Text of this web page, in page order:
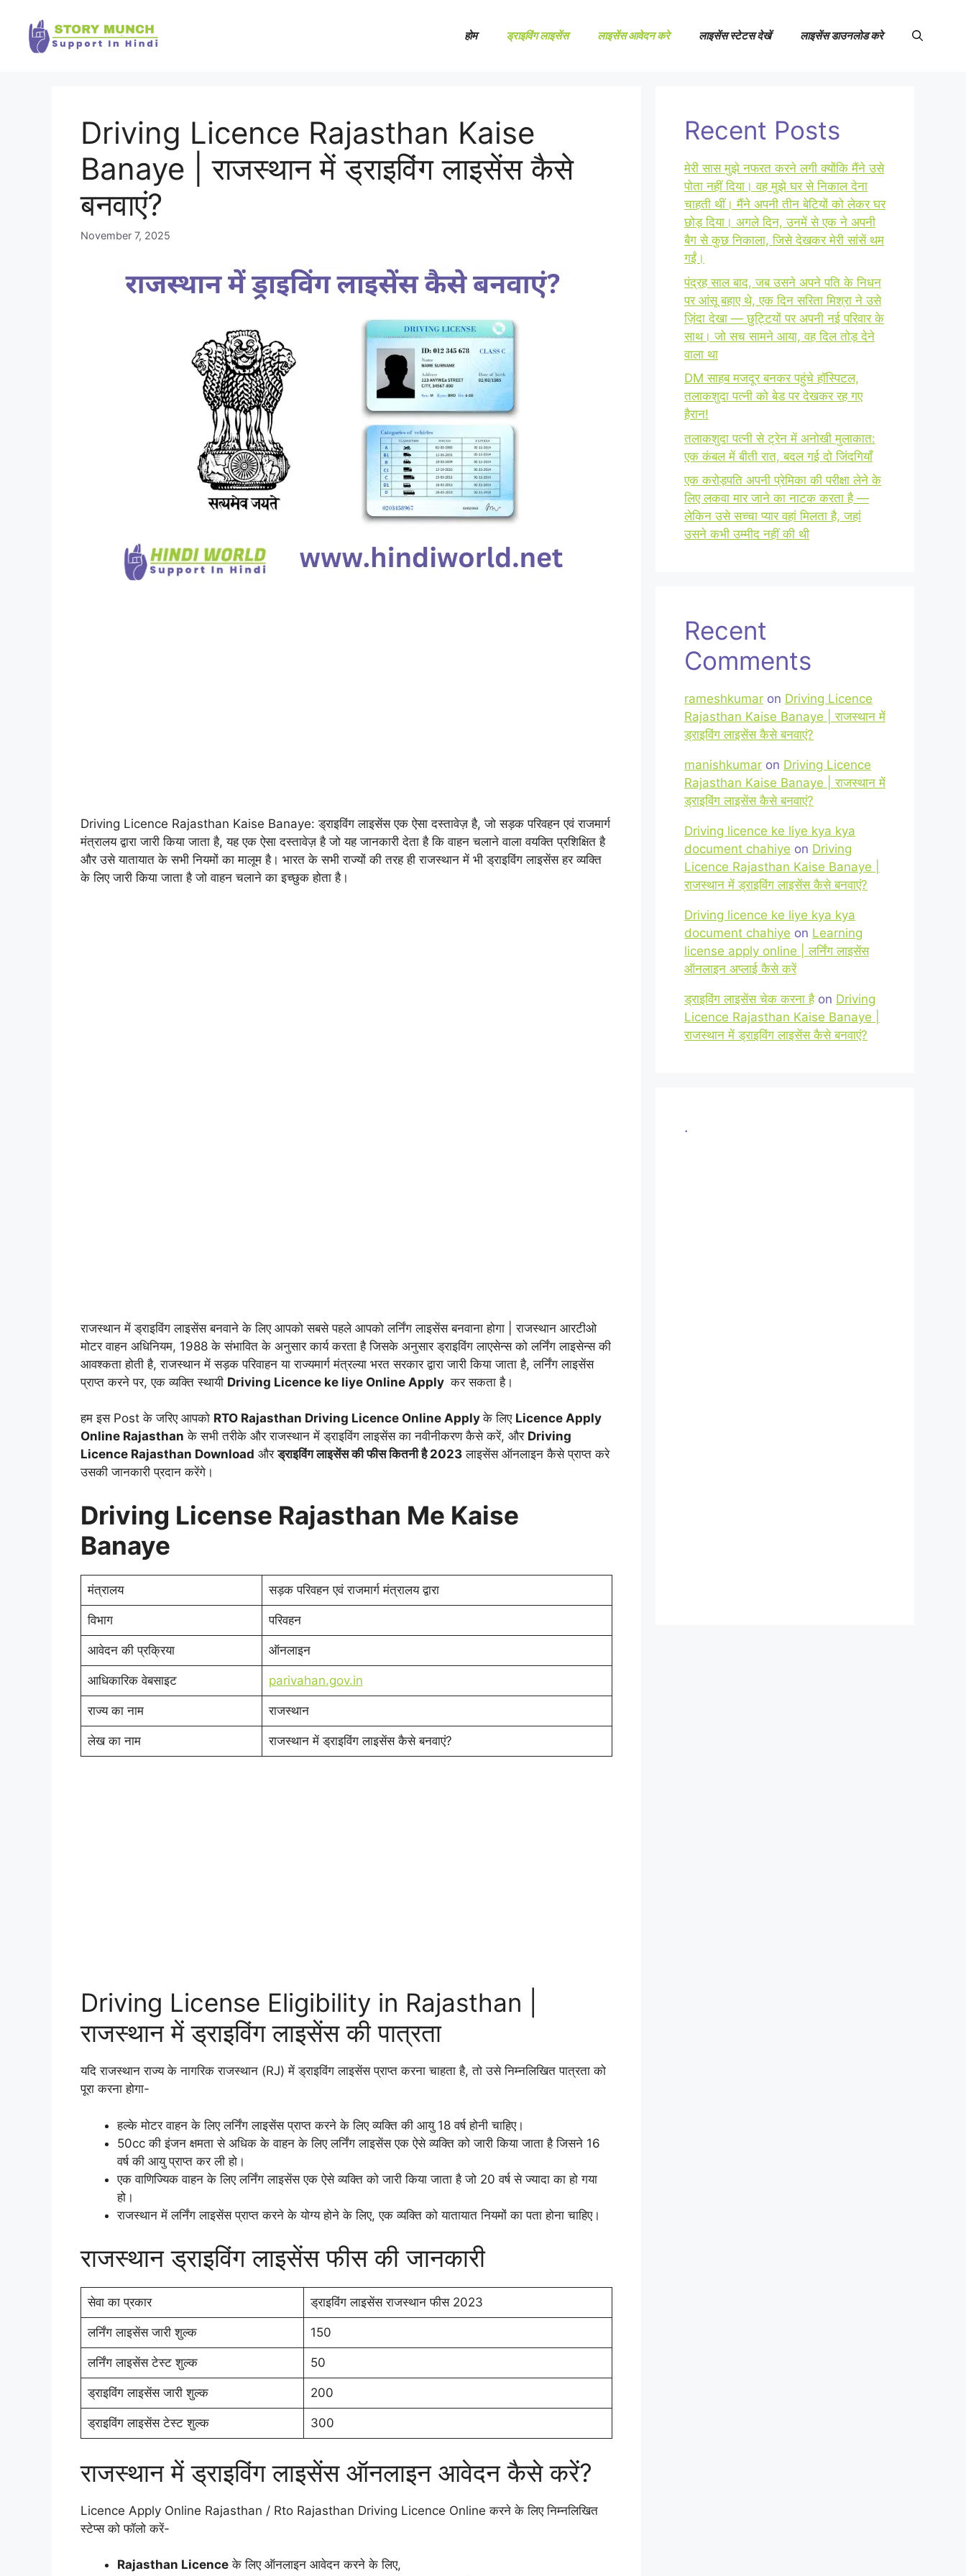
content
होम ड्राइविंग लाइसेंस लाइसेंस आवेदन करे लाइसेंस स्टेटस देखें लाइसेंस डाउनलोड करे
Driving Licence Rajasthan Kaise
Banaye | राजस्थान में ड्राइविंग लाइसेंस कैसे
बनवाएं?
November 7, 2025
Driving Licence Rajasthan Kaise Banaye: ड्राइविंग लाइसेंस एक ऐसा दस्तावेज़ है, जो सड़क परिवहन एवं राजमार्ग
मंत्रालय द्वारा जारी किया जाता है, यह एक ऐसा दस्तावेज़ है जो यह जानकारी देता है कि वाहन चलाने वाला वयक्ति प्रशिक्षित है
और उसे यातायात के सभी नियमों का मालूम है। भारत के सभी राज्यों की तरह ही राजस्थान में भी ड्राइविंग लाइसेंस हर व्यक्ति
के लिए जारी किया जाता है जो वाहन चलाने का इच्छुक होता है।
राजस्थान में ड्राइविंग लाइसेंस बनवाने के लिए आपको सबसे पहले आपको लर्निंग लाइसेंस बनवाना होगा | राजस्थान आरटीओ
मोटर वाहन अधिनियम, 1988 के संभावित के अनुसार कार्य करता है जिसके अनुसार ड्राइविंग लाएसेन्स को लर्निंग लाइसेन्स की
आवश्कता होती है, राजस्थान में सड़क परिवाहन या राज्यमार्ग मंत्रल्या भरत सरकार द्वारा जारी किया जाता है, लर्निंग लाइसेंस
प्राप्त करने पर, एक व्यक्ति स्थायी Driving Licence ke liye Online Apply कर सकता है।
हम इस Post के जरिए आपको RTO Rajasthan Driving Licence Online Applyके लिए Licence Apply
Online Rajasthan के सभी तरीके और राजस्थान में ड्राइविंग लाइसेंस का नवीनीकरण कैसे करें, और Driving
Licence Rajasthan Download औरड्राइविंग लाइसेंस की फीस कितनी है 2023 लाइसेंस ऑनलाइन कैसे प्राप्त करे
उसकी जानकारी प्रदान करेंगे।
Driving License Rajasthan Me Kaise
Banaye
मंत्रालय सड़क परिवहन एवं राजमार्ग मंत्रालय द्वारा
विभाग परिवहन
आवेदन की प्रक्रिया ऑनलाइन
आधिकारिक वेबसाइट parivahan.gov.in
राज्य का नाम राजस्थान
लेख का नाम राजस्थान में ड्राइविंग लाइसेंस कैसे बनवाएं?
Driving License Eligibility in Rajasthan |
राजस्थान में ड्राइविंग लाइसेंस की पात्रता
यदि राजस्थान राज्य के नागरिक राजस्थान (RJ) में ड्राइविंग लाइसेंस प्राप्त करना चाहता है, तो उसे निम्नलिखित पात्रता को
पूरा करना होगा-
हल्के मोटर वाहन के लिए लर्निंग लाइसेंस प्राप्त करने के लिए व्यक्ति की आयु 18 वर्ष होनी चाहिए।
50cc की इंजन क्षमता से अधिक के वाहन के लिए लर्निंग लाइसेंस एक ऐसे व्यक्ति को जारी किया जाता है जिसने 16
वर्ष की आयु प्राप्त कर ली हो।
एक वाणिज्यिक वाहन के लिए लर्निंग लाइसेंस एक ऐसे व्यक्ति को जारी किया जाता है जो 20 वर्ष से ज्यादा का हो गया
हो।
राजस्थान में लर्निंग लाइसेंस प्राप्त करने के योग्य होने के लिए, एक व्यक्ति को यातायात नियमों का पता होना चाहिए।
राजस्थान ड्राइविंग लाइसेंस फीस की जानकारी
सेवा का प्रकार ड्राइविंग लाइसेंस राजस्थान फीस 2023
लर्निंग लाइसेंस जारी शुल्क 150
लर्निंग लाइसेंस टेस्ट शुल्क 50
ड्राइविंग लाइसेंस जारी शुल्क 200
ड्राइविंग लाइसेंस टेस्ट शुल्क 300
राजस्थान में ड्राइविंग लाइसेंस ऑनलाइन आवेदन कैसे करें?
Licence Apply Online Rajasthan / Rto Rajasthan Driving Licence Online करने के लिए निम्नलिखित
स्टेप्स को फॉलो करें-
Rajasthan Licence के लिए ऑनलाइन आवेदन करने के लिए,
Recent Posts
मेरी सास मुझे नफरत करने लगी क्योंकि मैंने उसे
पोता नहीं दिया। वह मुझे घर से निकाल देना
चाहती थीं। मैंने अपनी तीन बेटियों को लेकर घर
छोड़ दिया। अगले दिन, उनमें से एक ने अपनी
बैग से कुछ निकाला, जिसे देखकर मेरी सांसें थम
गईं।
पंद्रह साल बाद, जब उसने अपने पति के निधन
पर आंसू बहाए थे, एक दिन सरिता मिश्रा ने उसे
ज़िंदा देखा — छुट्टियों पर अपनी नई परिवार के
साथ। जो सच सामने आया, वह दिल तोड़ देने
वाला था
DM साहब मजदूर बनकर पहुंचे हॉस्पिटल,
तलाकशुदा पत्नी को बेड पर देखकर रह गए
हैरान!
तलाकशुदा पत्नी से ट्रेन में अनोखी मुलाकात:
एक कंबल में बीती रात, बदल गई दो जिंदगियाँ
एक करोड़पति अपनी प्रेमिका की परीक्षा लेने के
लिए लकवा मार जाने का नाटक करता है —
लेकिन उसे सच्चा प्यार वहां मिलता है, जहां
उसने कभी उम्मीद नहीं की थी
Recent
Comments
rameshkumar on Driving Licence
Rajasthan Kaise Banaye | राजस्थान में
ड्राइविंग लाइसेंस कैसे बनवाएं?
manishkumar on Driving Licence
Rajasthan Kaise Banaye | राजस्थान में
ड्राइविंग लाइसेंस कैसे बनवाएं?
Driving licence ke liye kya kya
document chahiye on Driving
Licence Rajasthan Kaise Banaye |
राजस्थान में ड्राइविंग लाइसेंस कैसे बनवाएं?
Driving licence ke liye kya kya
document chahiye on Learning
license apply online | लर्निंग लाइसेंस
ऑनलाइन अप्लाई कैसे करें
ड्राइविंग लाइसेंस चेक करना हैon Driving
Licence Rajasthan Kaise Banaye |
राजस्थान में ड्राइविंग लाइसेंस कैसे बनवाएं?
.